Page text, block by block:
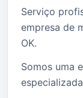
Serviço
empresa de
OK.
Somos uma